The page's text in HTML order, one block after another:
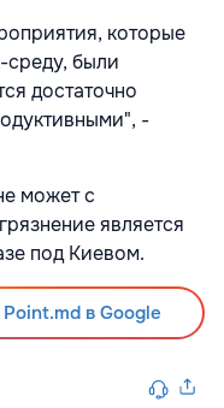
которые
были
достаточно
-
может с
является
под Киевом.
в Google